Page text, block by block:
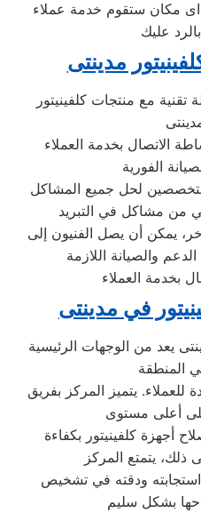
مكان ستقوم خدمة عملاء
عليك
مدينتى
مع منتجات كلفينيتور
الاتصال بخدمة العملاء
لحل جميع المشاكل
يمكن أن يصل الفنيون إلى
بخدمة العملاء
في مدينتى
يعد من الوجهات الرئيسية
يتميز المركز بفريق
أعلى مستوى
أجهزة كلفينيتور بكفاءة
ذلك، يتمتع المركز
ودقته في تشخيص